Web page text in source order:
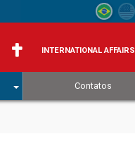
INTERNATIONAL AFFAIRS
Contatos